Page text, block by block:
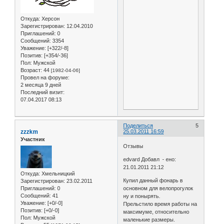
Откуда: Херсон
Зарегистрирован: 12.04.2010
Приглашений: 0
Сообщений: 3354
Уважение: [+322/-8]
Позитив: [+354/-36]
Пол: Мужской
Возраст: 44 [1982-04-06]
Провел на форуме:
2 месяца 9 дней
Последний визит:
07.04.2017 08:13
Поделиться
5
25.03.2011 16:59
zzzkm
Участник
Откуда: Хмельницкий
Зарегистрирован: 23.02.2011
Приглашений: 0
Сообщений: 41
Уважение: [+0/-0]
Позитив: [+0/-0]
Пол: Мужской
Отзывы
edvard Добавл - ено:
21.01.2011 21:12
Купил данный фонарь в
основном для велопрогулок
ну и понырять.
Прельстило время работы на
максимуме, относительно
маленькие размеры.